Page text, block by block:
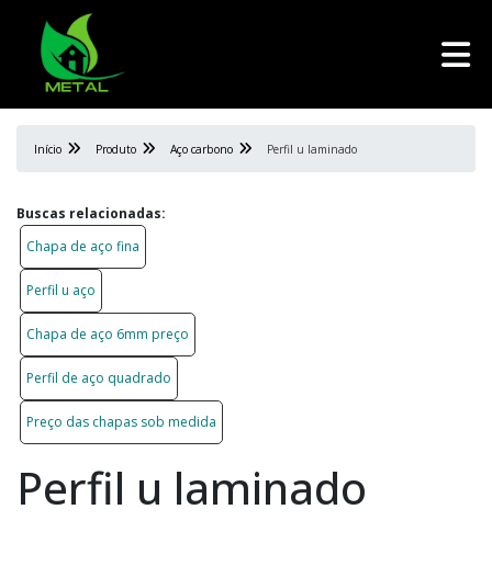
Início Produto Aço carbono Perfil u laminado
Buscas relacionadas:
Chapa de aço fina
Perfil u aço
Chapa de aço 6mm preço
Perfil de aço quadrado
Preço das chapas sob medida
Perfil u laminado